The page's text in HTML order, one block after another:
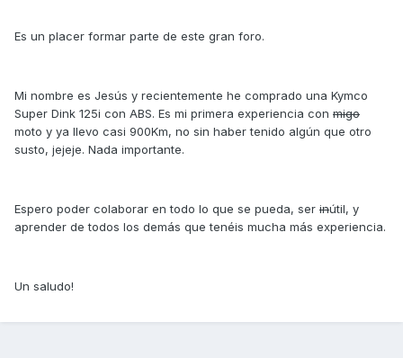
Es un placer formar parte de este gran foro.
Mi nombre es Jesús y recientemente he comprado una Kymco
Super Dink 125i con ABS. Es mi primera experiencia con migo
moto y ya llevo casi 900Km, no sin haber tenido algún que otro
susto, jejeje. Nada importante.
Espero poder colaborar en todo lo que se pueda, ser inútil, y
aprender de todos los demás que tenéis mucha más experiencia.
Un saludo!